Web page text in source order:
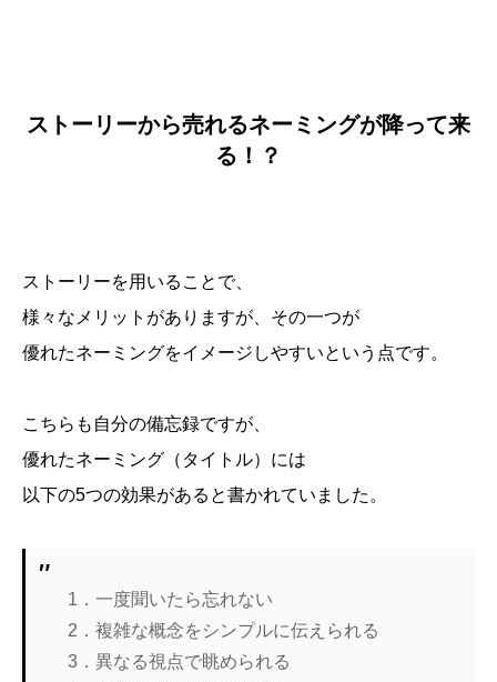
ストーリーから売れるネーミングが降って来
る！？
ストーリーを用いることで、
様々なメリットがありますが、その一つが
優れたネーミングをイメージしやすいという点です。
こちらも自分の備忘録ですが、
優れたネーミング（タイトル）には
以下の5つの効果があると書かれていました。
1．一度聞いたら忘れない
2．複雑な概念をシンプルに伝えられる
3．異なる視点で眺められる